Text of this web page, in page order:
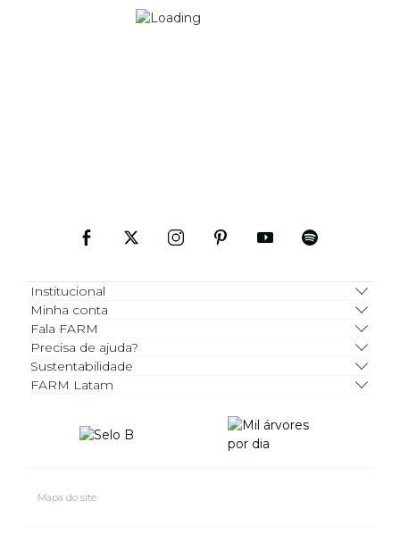
Institucional
Minha conta
Fala FARM
Precisa de ajuda?
Sustentabilidade
FARM Latam
Mapa do site